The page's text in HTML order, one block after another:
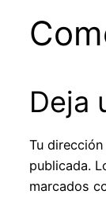
Deja
Tu
publicada.
marcados